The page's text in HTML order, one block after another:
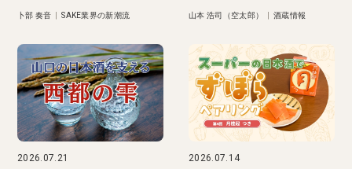
卜部 奏音 |SAKE業界の新潮流 山本 浩司（空太郎） 酒蔵情報
2026.07.21 2026.07.14